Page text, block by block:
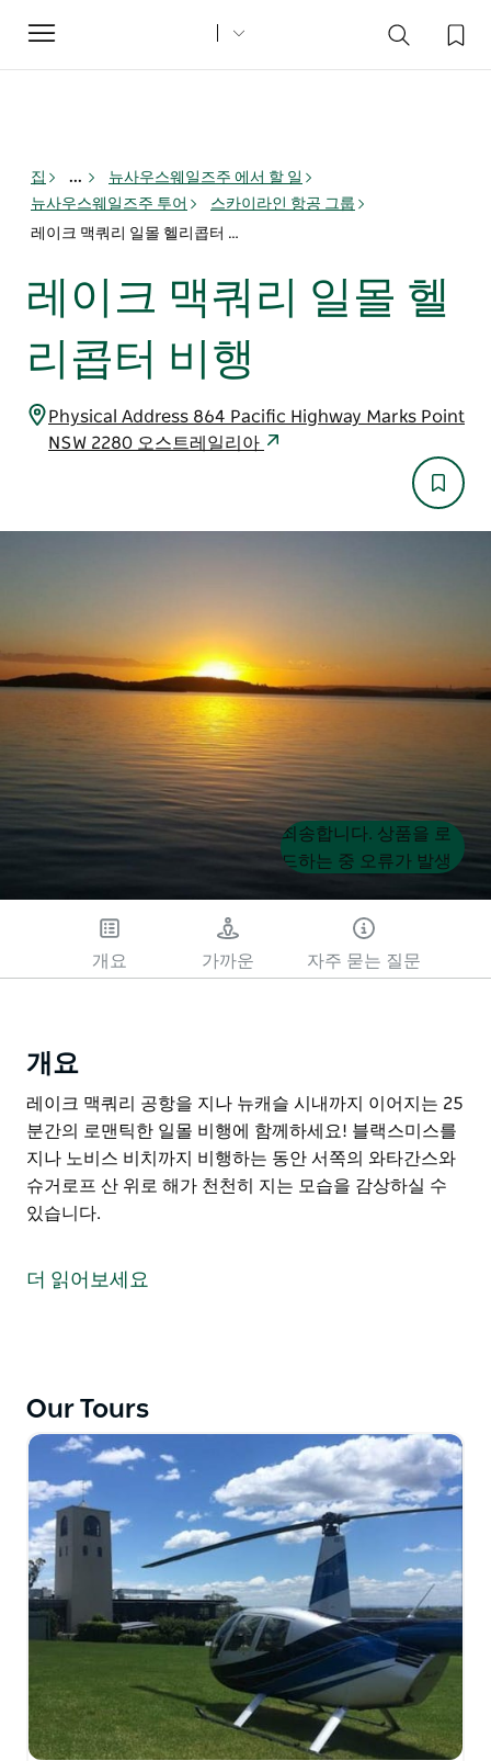
Toggle
navigation
집 ...
뉴사우스웨일즈주 에서 할 일
뉴사우스웨일즈주 투어
스카이라인 항공 그룹
레이크 맥쿼리 일몰 헬리콥터 비행
레이크 맥쿼리 일몰 헬
리콥터 비행
Physical Address 864 Pacific Highway Marks Point
NSW 2280 오스트레일리아
Product
List
Product
List
죄송합니다. 상품을 로
드하는 중 오류가 발생
시도해 주세요.
개요 가까운 자주 묻는 질문
개요
레이크 맥쿼리 공항을 지나 뉴캐슬 시내까지 이어지는 25
분간의 로맨틱한 일몰 비행에 함께하세요! 블랙스미스를
지나 노비스 비치까지 비행하는 동안 서쪽의 와타간스와
슈거로프 산 위로 해가 천천히 지는 모습을 감상하실 수
있습니다.
분간의 로맨틱한 일몰 비행에 함께하세요! 블랙스미스를
더 읽어보세요
Our Tours